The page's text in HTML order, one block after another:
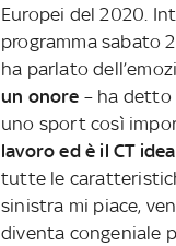
Europei del 2020.
programma sabato
ha parlato
un onore – ha detto
uno sport così
lavoro ed è il CT
tutte le
sinistra mi piace,
diventa congeniale